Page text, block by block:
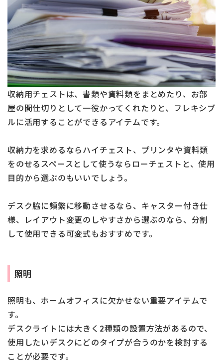
収納用チェストは、書類や資料類をまとめたり、お部
屋の間仕切りとして一役かってくれたりと、フレキシブ
ルに活用することができるアイテムです。
収納力を求めるならハイチェスト、プリンタや資料類
をのせるスペースとして使うならローチェストと、使用
目的から選ぶのもいいでしょう。
デスク脇に頻繁に移動させるなら、キャスター付き仕
様、レイアウト変更のしやすさから選ぶのなら、分割
して使用できる可変式もおすすめです。
照明
照明も、ホームオフィスに欠かせない重要アイテムで
す。
デスクライトには大きく2種類の設置方法があるので、
使用したいデスクにどのタイプが合うのかを検討する
ことが必要です。